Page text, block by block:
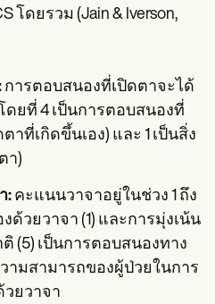
โดยรวม (Jain & Iverson,
การตอบสนองที่เปิดตาจะได้
ดยที่ 4 เป็นการตอบสนองที่
าที่เกิดขึ้นเอง) และ 1 เป็นสิ่ง
า)
: คะแนนวาจาอยู่ในช่วง 1 ถึง
ด้วยวาจา (1) และการมุ่งเน้น
(5) เป็นการตอบสนองทาง
ามสามารถของผู้ป่วยในการ
ยวาจา